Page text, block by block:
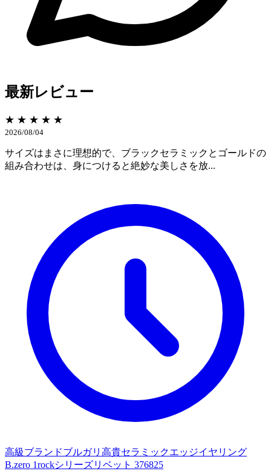
最新レビュー
★ ★ ★ ★ ★
2026/08/04
サイズはまさに理想的で、ブラックセラミックとゴールドの
組み合わせは、身につけると絶妙な美しさを放...
高級ブランドブルガリ高貴セラミックエッジイヤリング
B.zero 1rockシリーズリベット 376825